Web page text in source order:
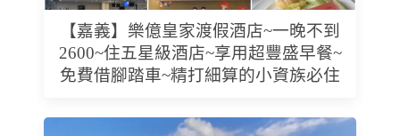
【嘉義】樂億皇家渡假酒店~一晚不到
2600~住五星級酒店~享用超豐盛早餐~
免費借腳踏車~精打細算的小資族必住